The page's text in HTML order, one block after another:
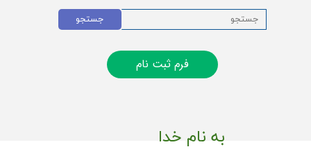
فرم ثبت نام
جستجو
به نام خدا